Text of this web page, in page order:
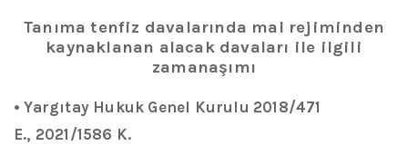
Tanımatenfiz davalarında mal rejiminden
kaynaklanan alacak davaları ile ilgili
zamanaşımı
•Yargıtay Hukuk Genel Kurulu 2018/471
E., 2021/1586 K.